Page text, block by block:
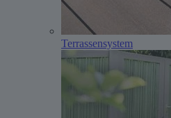
Terrassensystem